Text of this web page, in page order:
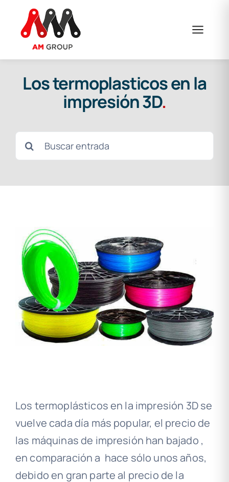
contenido
Los termoplasticos en la
impresión 3D.
Buscar:
Los termoplásticos en la impresión 3D se
vuelve cada día más popular, el precio de
las máquinas de impresión han bajado ,
en comparación a hace sólo unos años,
debido en gran parte al precio de la